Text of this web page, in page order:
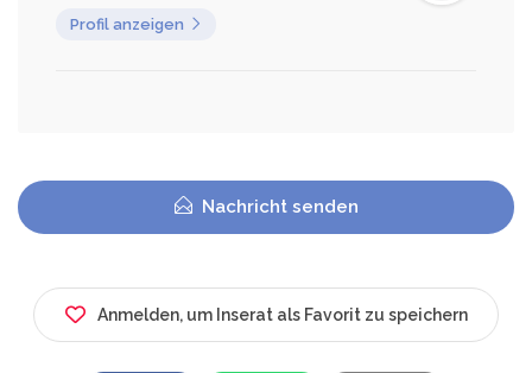
Profil anzeigen
Nachricht senden
Anmelden, um Inserat als Favorit zu speichern